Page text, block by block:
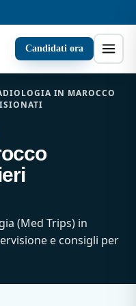
Candidati ora
IN MAROCCO
(Med Trips) in
e consigli per